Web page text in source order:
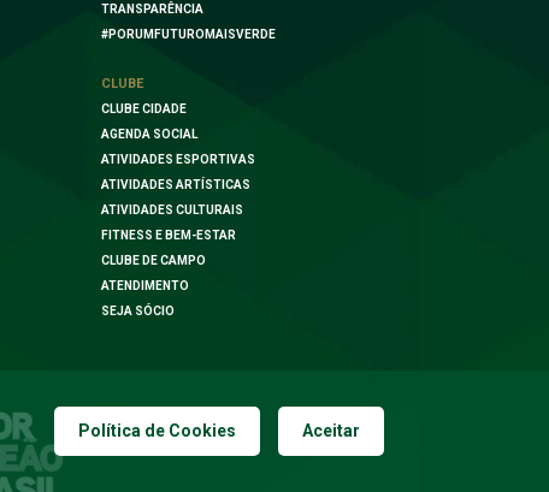
TRANSPARÊNCIA
#PORUMFUTUROMAISVERDE
CLUBE
CLUBE CIDADE
AGENDA SOCIAL
ATIVIDADES ESPORTIVAS
ATIVIDADES ARTÍSTICAS
ATIVIDADES CULTURAIS
FITNESS E BEM-ESTAR
CLUBE DE CAMPO
ATENDIMENTO
SEJA SÓCIO
Política de Cookies Aceitar